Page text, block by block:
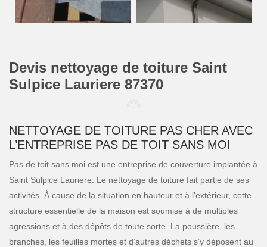
Devis nettoyage de toiture Saint
Sulpice Lauriere 87370
NETTOYAGE DE TOITURE PAS CHER AVEC
L’ENTREPRISE PAS DE TOIT SANS MOI
Pas de toit sans moi est une entreprise de couverture implantée à
Saint Sulpice Lauriere. Le nettoyage de toiture fait partie de ses
activités. À cause de la situation en hauteur et à l’extérieur, cette
structure essentielle de la maison est soumise à de multiples
agressions et à des dépôts de toute sorte. La poussière, les
branches, les feuilles mortes et d’autres déchets s’y déposent au